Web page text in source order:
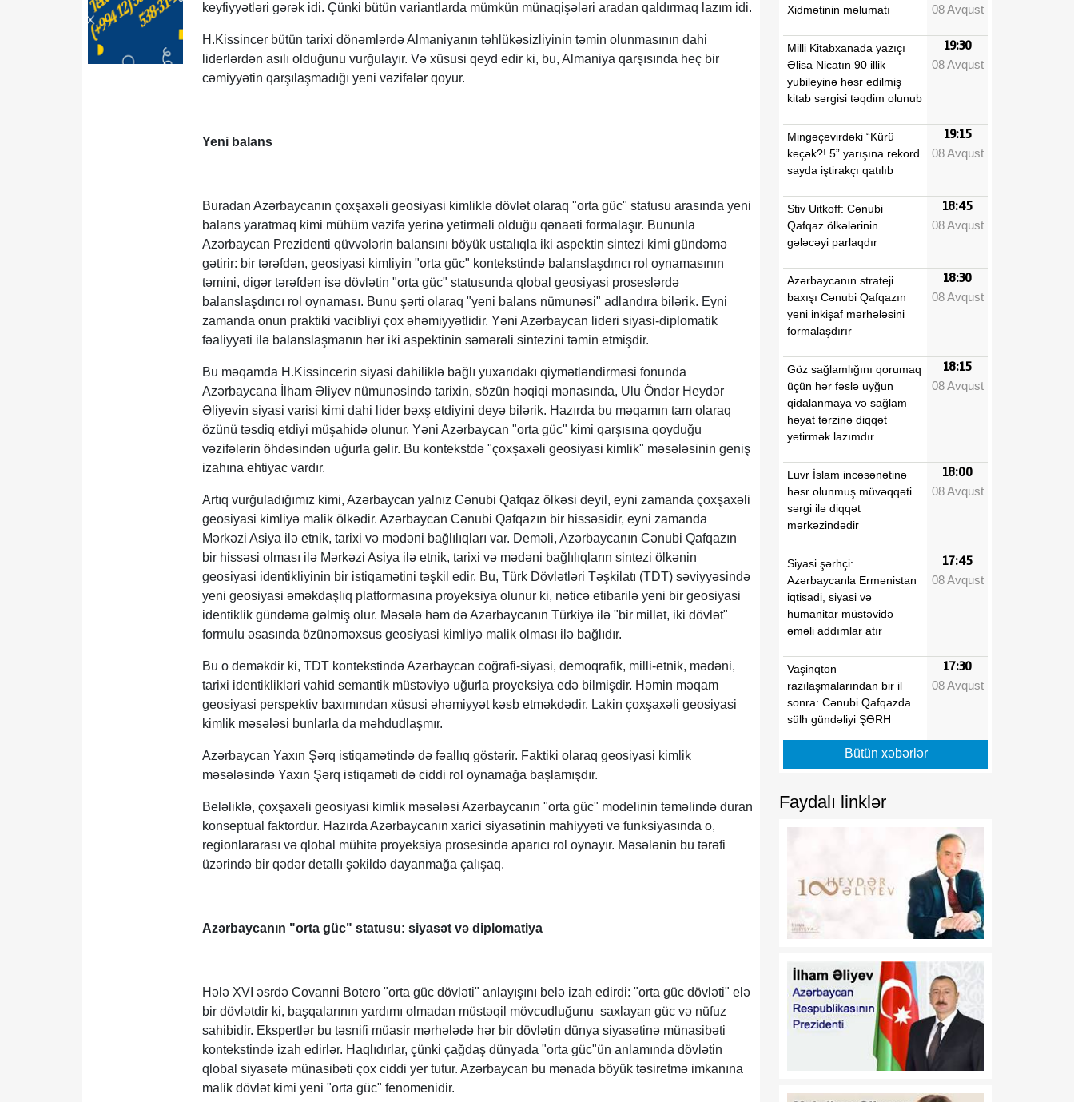
keyfiyyətləri gərək idi. Çünki bütün variantlarda mümkün münaqişələri aradan qaldırmaq lazım idi.
H.Kissincer bütün tarixi dönəmlərdə Almaniyanın təhlükəsizliyinin təmin olunmasının dahi
liderlərdən asılı olduğunu vurğulayır. Və xüsusi qeyd edir ki, bu, Almaniya qarşısında heç bir
cəmiyyətin qarşılaşmadığı yeni vəzifələr qoyur.
Yeni balans
Buradan Azərbaycanın çoxşaxəli geosiyasi kimliklə dövlət olaraq "orta güc" statusu arasında yeni
balans yaratmaq kimi mühüm vəzifə yerinə yetirməli olduğu qənaəti formalaşır. Bununla
Azərbaycan Prezidenti qüvvələrin balansını böyük ustalıqla iki aspektin sintezi kimi gündəmə
gətirir: bir tərəfdən, geosiyasi kimliyin "orta güc" kontekstində balanslaşdırıcı rol oynamasının
təmini, digər tərəfdən isə dövlətin "orta güc" statusunda qlobal geosiyasi proseslərdə
balanslaşdırıcı rol oynaması. Bunu şərti olaraq "yeni balans nümunəsi" adlandıra bilərik. Eyni
zamanda onun praktiki vacibliyi çox əhəmiyyətlidir. Yəni Azərbaycan lideri siyasi-diplomatik
fəaliyyəti ilə balanslaşmanın hər iki aspektinin səmərəli sintezini təmin etmişdir.
Bu məqamda H.Kissincerin siyasi dahiliklə bağlı yuxarıdakı qiymətləndirməsi fonunda
Azərbaycana İlham Əliyev nümunəsində tarixin, sözün həqiqi mənasında, Ulu Öndər Heydər
Əliyevin siyasi varisi kimi dahi lider bəxş etdiyini deyə bilərik. Hazırda bu məqamın tam olaraq
özünü təsdiq etdiyi müşahidə olunur. Yəni Azərbaycan "orta güc" kimi qarşısına qoyduğu
vəzifələrin öhdəsindən uğurla gəlir. Bu kontekstdə "çoxşaxəli geosiyasi kimlik" məsələsinin geniş
izahına ehtiyac vardır.
Artıq vurğuladığımız kimi, Azərbaycan yalnız Cənubi Qafqaz ölkəsi deyil, eyni zamanda çoxşaxəli
geosiyasi kimliyə malik ölkədir. Azərbaycan Cənubi Qafqazın bir hissəsidir, eyni zamanda
Mərkəzi Asiya ilə etnik, tarixi və mədəni bağlılıqları var. Deməli, Azərbaycanın Cənubi Qafqazın
bir hissəsi olması ilə Mərkəzi Asiya ilə etnik, tarixi və mədəni bağlılıqların sintezi ölkənin
geosiyasi identikliyinin bir istiqamətini təşkil edir. Bu, Türk Dövlətləri Təşkilatı (TDT) səviyyəsində
yeni geosiyasi əməkdaşlıq platformasına proyeksiya olunur ki, nəticə etibarilə yeni bir geosiyasi
identiklik gündəmə gəlmiş olur. Məsələ həm də Azərbaycanın Türkiyə ilə "bir millət, iki dövlət"
formulu əsasında özünəməxsus geosiyasi kimliyə malik olması ilə bağlıdır.
Bu o deməkdir ki, TDT kontekstində Azərbaycan coğrafi-siyasi, demoqrafik, milli-etnik, mədəni,
tarixi identiklikləri vahid semantik müstəviyə uğurla proyeksiya edə bilmişdir. Həmin məqam
geosiyasi perspektiv baxımından xüsusi əhəmiyyət kəsb etməkdədir. Lakin çoxşaxəli geosiyasi
kimlik məsələsi bunlarla da məhdudlaşmır.
Azərbaycan Yaxın Şərq istiqamətində də fəallıq göstərir. Faktiki olaraq geosiyasi kimlik
məsələsində Yaxın Şərq istiqaməti də ciddi rol oynamağa başlamışdır.
Beləliklə, çoxşaxəli geosiyasi kimlik məsələsi Azərbaycanın "orta güc" modelinin təməlində duran
konseptual faktordur. Hazırda Azərbaycanın xarici siyasətinin mahiyyəti və funksiyasında o,
regionlararası və qlobal mühitə proyeksiya prosesində aparıcı rol oynayır. Məsələnin bu tərəfi
üzərində bir qədər detallı şəkildə dayanmağa çalışaq.
Azərbaycanın "orta güc" statusu: siyasət və diplomatiya
Hələ XVI əsrdə Covanni Botero "orta güc dövləti" anlayışını belə izah edirdi: "orta güc dövləti" elə
bir dövlətdir ki, başqalarının yardımı olmadan müstəqil mövcudluğunu saxlayan güc və nüfuz
sahibidir. Ekspertlər bu təsnifi müasir mərhələdə hər bir dövlətin dünya siyasətinə münasibəti
kontekstində izah edirlər. Haqlıdırlar, çünki çağdaş dünyada "orta güc"ün anlamında dövlətin
qlobal siyasətə münasibəti çox ciddi yer tutur. Azərbaycan bu mənada böyük təsiretmə imkanına
malik dövlət kimi yeni "orta güc" fenomenidir.
Xidmətinin məlumatı
08 Avqust
Milli Kitabxanada yazıçı
Əlisa Nicatın 90 illik
yubileyinə həsr edilmiş
kitab sərgisi təqdim olunub
19:30
08 Avqust
Mingəçevirdəki “Kürü
keçək?! 5” yarışına rekord
sayda iştirakçı qatılıb
19:15
08 Avqust
Stiv Uitkoff: Cənubi
Qafqaz ölkələrinin
gələcəyi parlaqdır
18:45
08 Avqust
Azərbaycanın strateji
baxışı Cənubi Qafqazın
yeni inkişaf mərhələsini
formalaşdırır
18:30
08 Avqust
Göz sağlamlığını qorumaq
üçün hər fəslə uyğun
qidalanmaya və sağlam
həyat tərzinə diqqət
yetirmək lazımdır
18:15
08 Avqust
Luvr İslam incəsənətinə
həsr olunmuş müvəqqəti
sərgi ilə diqqət
mərkəzindədir
18:00
08 Avqust
Siyasi şərhçi:
Azərbaycanla Ermənistan
iqtisadi, siyasi və
humanitar müstəvidə
əməli addımlar atır
17:45
08 Avqust
Vaşinqton
razılaşmalarından bir il
sonra: Cənubi Qafqazda
sülh gündəliyi ŞƏRH
17:30
08 Avqust
Qazaxda 11,7 min hektar
götürülüb
daha qətiyyətli tədbirlər
görməyə çağırıb
17:20
08 Avqust
Azərbaycan–ABŞ
mərhələsi - Strateji
Tərəfdaşlıq Xartiyası
17:15
Alparslan Bayraktar:
Türkiyə Azərbaycanda
müxtəlif layihələrin həyata
keçirilməsinə hazırdır
17:10
08 Avqust
Bütün xəbərlər
Faydalı linklər